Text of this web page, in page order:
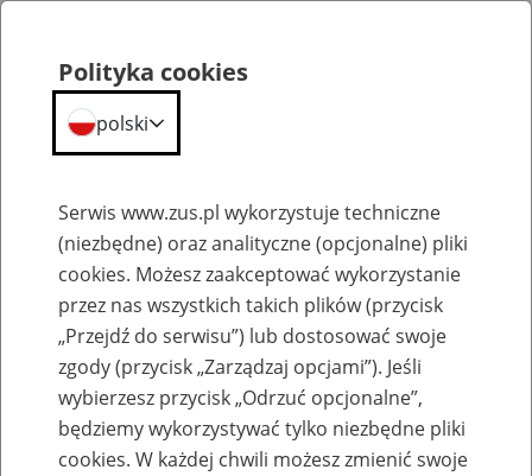
Statystyczny
ZUS
Wyniki wyszukiwania
Kategoria
Szukaj
Polityka cookies
polski
Serwis www.zus.pl wykorzystuje techniczne
(niezbędne) oraz analityczne (opcjonalne) pliki
cookies. Możesz zaakceptować wykorzystanie
przez nas wszystkich takich plików (przycisk
„Przejdź do serwisu”) lub dostosować swoje
zgody (przycisk „Zarządzaj opcjami”). Jeśli
wybierzesz przycisk „Odrzuć opcjonalne”,
będziemy wykorzystywać tylko niezbędne pliki
cookies. W każdej chwili możesz zmienić swoje